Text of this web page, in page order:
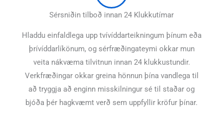
Sérsniðin tilboð innan 24 Klukkutímar
Hladdu einfaldlega upp tvívíddarteikningum þínum eða
þrívíddarlíkönum, og sérfræðingateymi okkar mun
veita nákvæma tilvitnun innan 24 klukkustundir.
Verkfræðingar okkar greina hönnun þína vandlega til
að tryggja að enginn misskilningur sé til staðar og
bjóða þér hagkvæmt verð sem uppfyllir kröfur þínar.